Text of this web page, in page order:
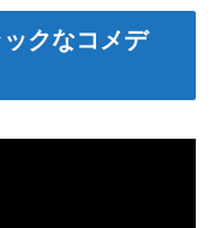
クなコメデ